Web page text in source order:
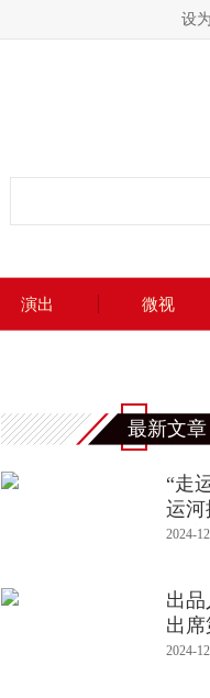
设
演出 微视
最新文章
“走
运河
桥流
2024-
出
出席
纪录
2024-